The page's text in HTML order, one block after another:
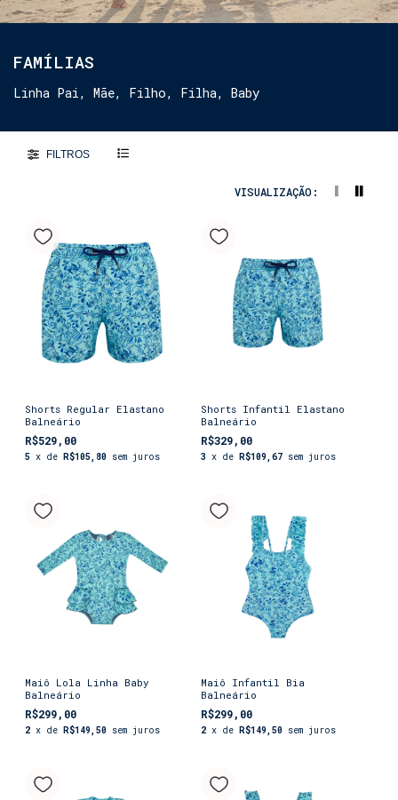
FAMÍLIAS
Linha Pai, Mãe, Filho, Filha, Baby
FILTROS
VISUALIZAÇÃO:
Shorts Regular Elastano
Balneário
R$529,00
5 x de R$105,80 sem juros
Shorts Infantil Elastano
Balneário
R$329,00
3 x de R$109,67 sem juros
Maiô Lola Linha Baby
Balneário
R$299,00
2 x de R$149,50 sem juros
Maiô Infantil Bia
Balneário
R$299,00
2 x de R$149,50 sem juros